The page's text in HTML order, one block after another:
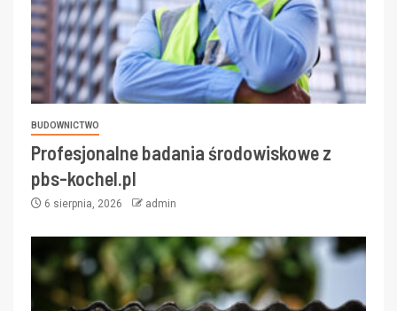
BUDOWNICTWO
Profesjonalne badania środowiskowe z
pbs-kochel.pl
6 sierpnia, 2026 admin